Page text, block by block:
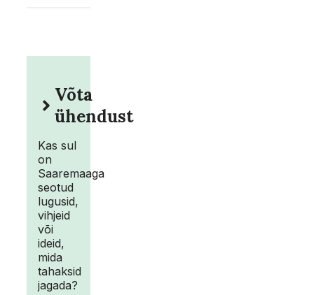
Võta
ühendust
Kas sul
on
Saaremaaga
seotud
lugusid,
vihjeid
või
ideid,
mida
tahaksid
jagada?